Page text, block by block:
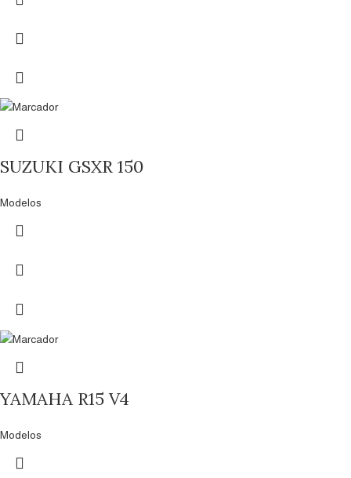
SUZUKI GSXR 150
Modelos
YAMAHA R15 V4
Modelos